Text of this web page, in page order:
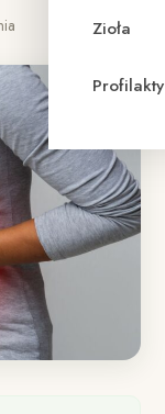
Zioła